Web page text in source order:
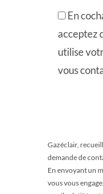
En
acceptez
utilise
vous
Gazéclair,
demande de
En envoyant un
vous vous